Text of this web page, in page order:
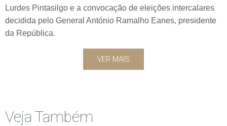
Lurdes Pintasilgo e a convocação de eleições intercalares
decidida pelo General António Ramalho Eanes, presidente
da República.
VER MAIS
Veja Também